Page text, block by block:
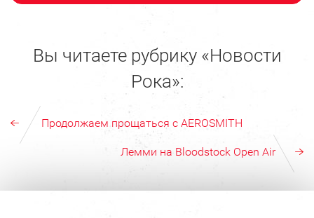
Вы читаете рубрику «Новости
Рока»:
Продолжаем прощаться с AEROSMITH
Лемми на Bloodstock Open Air